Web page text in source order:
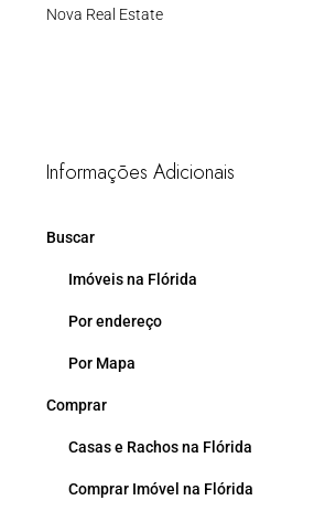
Nova Real Estate
Informações Adicionais
Buscar
Imóveis na Flórida
Por endereço
Por Mapa
Comprar
Casas e Rachos na Flórida
Comprar Imóvel na Flórida